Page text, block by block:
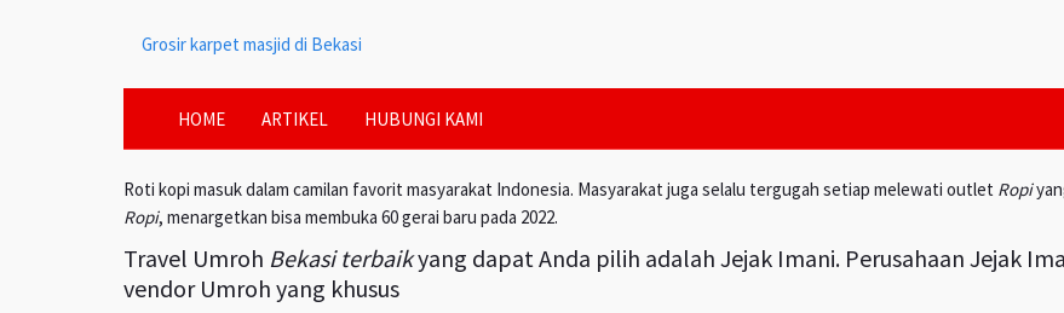
Grosir karpet masjid di Bekasi
HOME ARTIKEL HUBUNGI KAMI
Roti kopi masuk dalam camilan favorit masyarakat Indonesia. Masyarakat juga selalu tergugah setiap melewati outlet Ropi
Ropi, menargetkan bisa membuka 60 gerai baru pada 2022.
Travel Umroh Bekasi terbaikyang dapat Anda pilih adalah Jejak Imani. Perusahaan Jejak
vendor Umroh yang khusus